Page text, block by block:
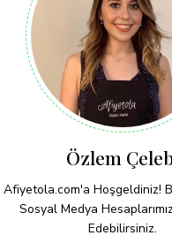
Özlem
Afiyetola.com'a Hoşgeldiniz!
Sosyal Medya
Edebilirsiniz.